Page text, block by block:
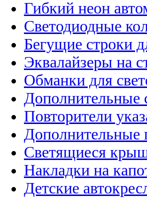
Гибкий неон
Светодиодные
Бегущие строки
Эквалайзеры на
Обманки для
Дополнительные
Повторители
Дополнительные
Светящиеся
Накладки на
Детские